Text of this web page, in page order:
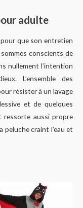
adulte
que son entretien
conscients de
nullement l’intention
L’ensemble des
résister à un lavage
et de quelques
aussi propre
craint l’eau et